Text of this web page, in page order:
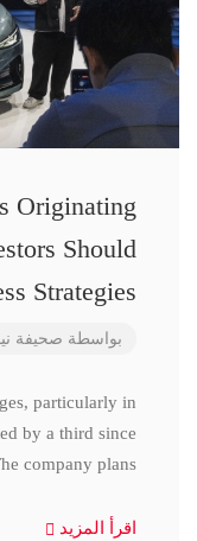
Originating
Should
Strategies
بواسطة صحيفة
particularly in
by a third since
company plans
اقرأ المزيد